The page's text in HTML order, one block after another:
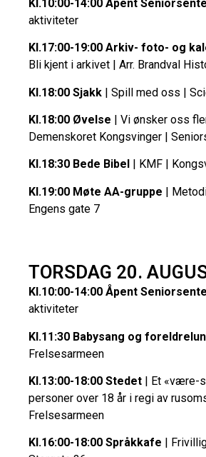
Kl.10:00-14:00 Åpent
aktiviteter
Kl.17:00-19:00 Arkiv- foto- og
Bli kjent i arkivet | Arr. Brandval
Kl.18:00 Sjakk | Spill med oss |
Kl.18:00 Øvelse | Vi ønsker oss
Demenskoret Kongsvinger |
Kl.18:30 Bede Bibel | KMF |
Kl.19:00 Møte AA-gruppe |
Engens gate 7
TORSDAG 20.
Kl.10:00-14:00 Åpent
aktiviteter
Kl.11:30 Babysang og
Frelsesarmeen
Kl.13:00-18:00 Stedet | Et «være-
personer over 18 år i regi av
Frelsesarmeen
Kl.16:00-18:00 Språkkafe |